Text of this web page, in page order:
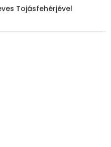
Tojásfehérjével